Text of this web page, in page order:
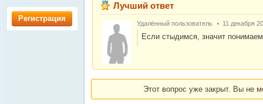
Лучший ответ
Удалённый пользователь 11 декабря
Если стыдимся, значит
Этот вопрос уже закрыт. Вы не
Регистрация